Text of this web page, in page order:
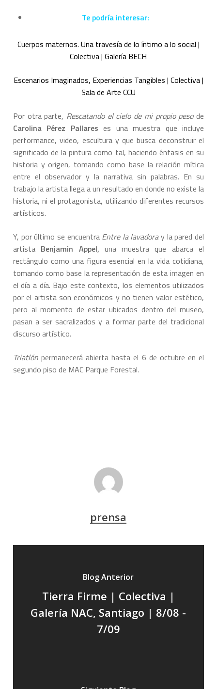
Te podría interesar:
Cuerpos maternos. Una travesía de lo íntimo a lo social |
Colectiva | Galería BECH
Escenarios Imaginados, Experiencias Tangibles | Colectiva |
Sala de Arte CCU
Por otra parte, Rescatando el cielo de mi propio pesode
Carolina Pérez Pallares es una muestra que incluye
performance, video, escultura y que busca deconstruir el
significado de la pintura como tal, haciendo énfasis en su
historia y origen, tomando como base la relación mítica
entre el observador y la narrativa sin palabras. En su
trabajo la artista llega a un resultado en donde no existe la
historia, ni el protagonista, utilizando diferentes recursos
artísticos.
Y, por último se encuentra Entre la lavadoray la pared del
artista Benjamin Appel, una muestra que abarca el
rectángulo como una figura esencial en la vida cotidiana,
tomando como base la representación de esta imagen en
el día a día. Bajo este contexto, los elementos utilizados
por el artista son económicos y no tienen valor estético,
pero al momento de estar ubicados dentro del museo,
pasan a ser sacralizados y a formar parte del tradicional
discurso artístico.
Triatlónpermanecerá abierta hasta el 6 de octubre en el
segundo piso de MAC Parque Forestal.
prensa
Blog Anterior
Tierra Firme | Colectiva |
Galería NAC, Santiago | 8/08 -
7/09